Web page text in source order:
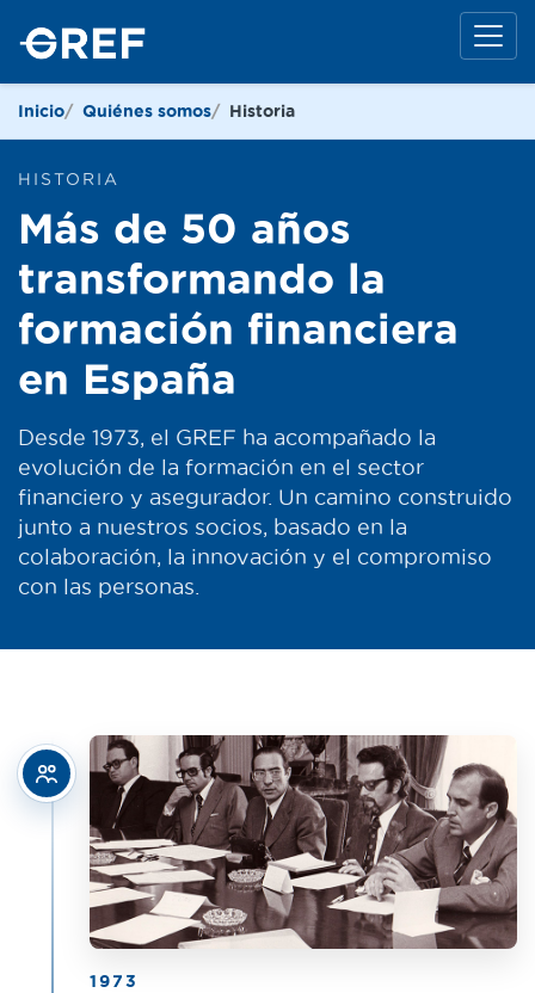
Inicio Quiénes somos Historia
HISTORIA
Más de 50 años
transformando la
formación financiera
en España
Desde 1973, el GREF ha acompañado la
evolución de la formación en el sector
financiero y asegurador. Un camino construido
junto a nuestros socios, basado en la
colaboración, la innovación y el compromiso
con las personas.
1973